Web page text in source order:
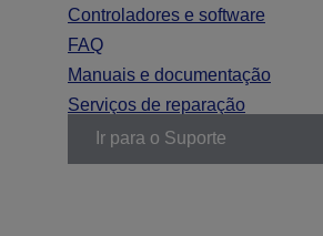
Controladores e software
FAQ
Manuais e documentação
Serviços de reparação
Ir para o Suporte